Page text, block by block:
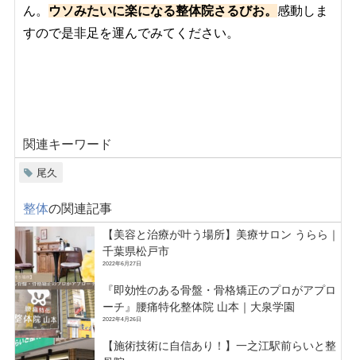
ん。
ウソみたいに楽になる整体院さるびお。 感動しま
すので是非足を運んでみてください。
関連キーワード
尾久
整体の関連記事
【美容と治療が叶う場所】美療サロン うらら｜
千葉県松戸市
2022年6月27日
『即効性のある骨盤・骨格矯正のプロがアプロ
ーチ』腰痛特化整体院 山本｜大泉学園
2022年4月26日
【施術技術に自信あり！】一之江駅前らいと整